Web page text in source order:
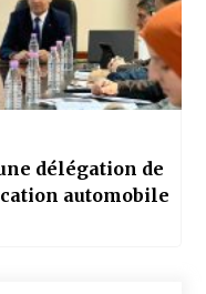
délégation de
automobile